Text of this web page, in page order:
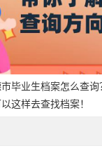
毕业生档案怎么查询
这样去查找档案！